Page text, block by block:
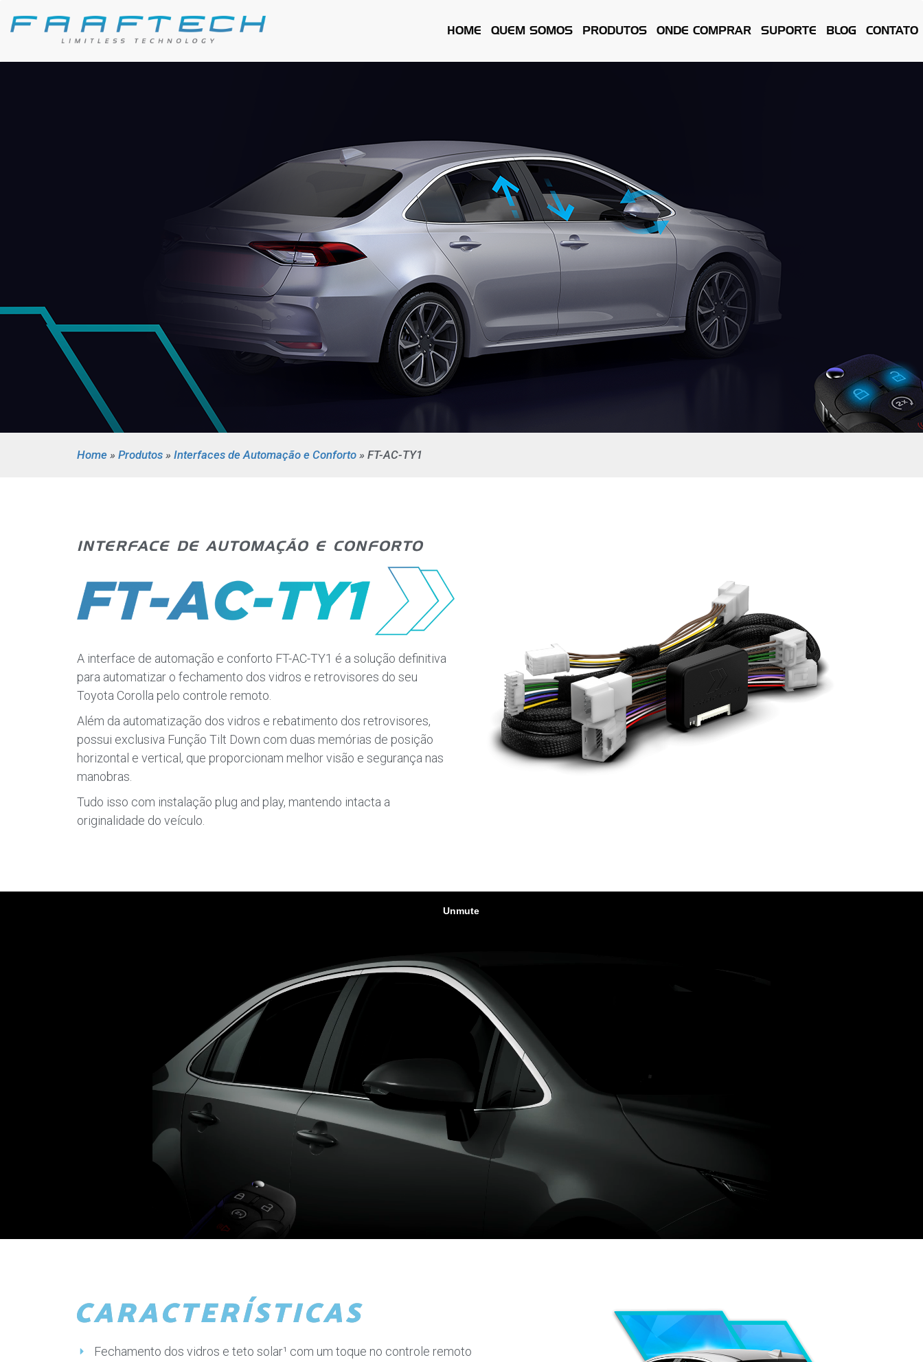
HOME QUEM SOMOS PRODUTOS ONDE COMPRAR SUPORTE BLOG CONTATO
Home » Produtos » Interfaces de Automação e Conforto » FT-AC-TY1
INTERFACE DE AUTOMAÇÃO E CONFORTO
A interface de automação e conforto FT-AC-TY1 é a solução definitiva
para automatizar o fechamento dos vidros e retrovisores do seu
Toyota Corolla pelo controle remoto.
Além da automatização dos vidros e rebatimento dos retrovisores,
possui exclusiva Função Tilt Down com duas memórias de posição
horizontal e vertical, que proporcionam melhor visão e segurança nas
manobras.
Tudo isso com instalação plug and play, mantendo intacta a
originalidade do veículo.
CARACTERÍSTICAS
Fechamento dos vidros e teto solar¹ com um toque no controle remoto